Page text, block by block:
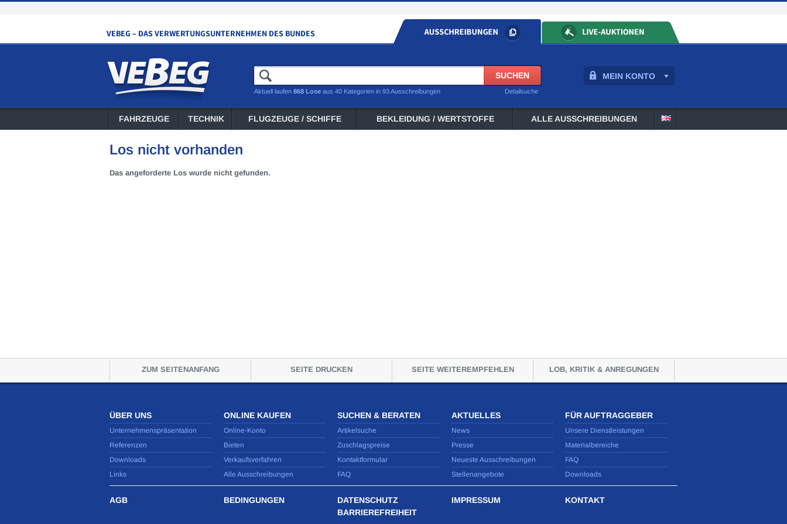
MEIN KONTO
Detailsuche
Aktuell laufen 868 Lose aus 40 Kategorien in 93 Ausschreibungen
FAHRZEUGE TECHNIK FLUGZEUGE / SCHIFFE BEKLEIDUNG / WERTSTOFFE ALLE AUSSCHREIBUNGEN
Los nicht vorhanden
Das angeforderte Los wurde nicht gefunden.
ZUM SEITENANFANG SEITE DRUCKEN SEITE WEITEREMPFEHLEN LOB, KRITIK & ANREGUNGEN
ÜBER UNS
Unternehmenspräsentation
Referenzen
Downloads
Links
ONLINE KAUFEN
Online-Konto
Bieten
Verkaufsverfahren
Alle Ausschreibungen
SUCHEN & BERATEN
Artikelsuche
Zuschlagspreise
Kontaktformular
FAQ
AKTUELLES
News
Presse
Neueste Ausschreibungen
Stellenangebote
FÜR AUFTRAGGEBER
Unsere Dienstleistungen
Materialbereiche
FAQ
Downloads
AGB BEDINGUNGEN
DATENSCHUTZ
BARRIEREFREIHEIT
IMPRESSUM KONTAKT